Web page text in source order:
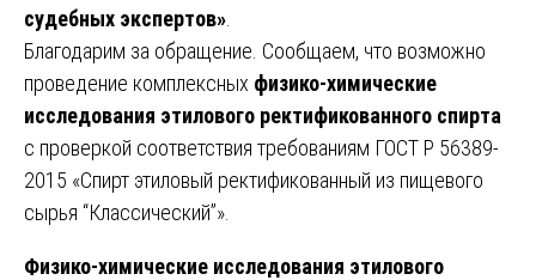
судебных экспертов»
Благодарим за обращение. Сообщаем, что возможно
проведение комплексных физико-химические
исследования этилового ректификованного спирта
с проверкой соответствия требованиям ГОСТ Р 56389-
2015 «Спирт этиловый ректификованный из пищевого
сырья “Классический”».
Физико-химические исследования этилового